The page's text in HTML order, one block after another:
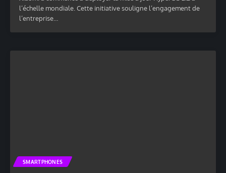
l’échelle mondiale. Cette initiative souligne l’engagement de
l’entreprise…
SMARTPHONES